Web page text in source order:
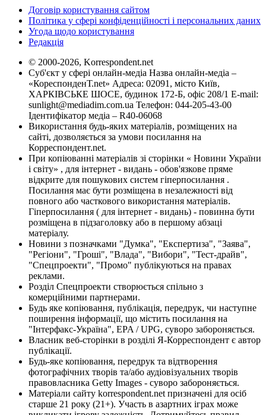
Договір користування сайтом
Політика у сфері конфіденційності і персональних даних
Угода щодо користування
Редакція
© 2000-2026, Korrespondent.net
Суб'єкт у сфері онлайн-медіа Назва онлайн-медіа –
«КореспонденТ.net» Адреса: 02091, місто Київ,
ХАРКІВСЬКЕ ШОСЕ, будинок 172-Б, офіс 208/1 E-mail:
sunlight@mediadim.com.ua Телефон: 044-205-43-00
Ідентифікатор медіа – R40-06068
Використання будь-яких матеріалів, розміщених на
сайті, дозволяється за умови посилання на
Корреспондент.net.
При копіюванні матеріалів зі сторінки « Новини України
і світу» , для інтернет - видань - обов'язкове пряме
відкрите для пошукових систем гіперпосилання .
Посилання має бути розміщена в незалежності від
повного або часткового використання матеріалів.
Гіперпосилання ( для інтернет - видань) - повинна бути
розміщена в підзаголовку або в першому абзаці
матеріалу.
Новини з позначками "Думка", "Експертиза", "Заява",
"Регіони", "Гроші", "Влада", "Вибори", "Тест-драйв",
"Спецпроекти", "Промо" публікуються на правах
реклами.
Розділ Спецпроекти створюється спільно з
комерційними партнерами.
Будь яке копіювання, публікація, передрук, чи наступне
поширення інформації, що містить посилання на
"Інтерфакс-Україна", EPA / UPG, суворо забороняється.
Власник веб-сторінки в розділі Я-Корреспондент є автор
публікації.
Будь-яке копіювання, передрук та відтворення
фотографічних творів та/або аудіовізуальних творів
правовласника Getty Images - суворо забороняється.
Матеріали сайту korrespondent.net призначені для осіб
старше 21 року (21+). Участь в азартних іграх може